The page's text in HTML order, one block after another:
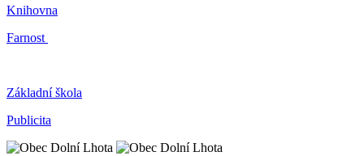
Knihovna
Farnost
Základní škola
Publicita